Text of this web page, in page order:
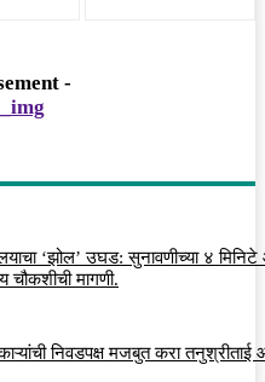
-
‘झोल’ उघड: सुनावणीच्या ४
चौकशीची मागणी.
निवडपक्ष मजबुत करा तनुश्रीताई